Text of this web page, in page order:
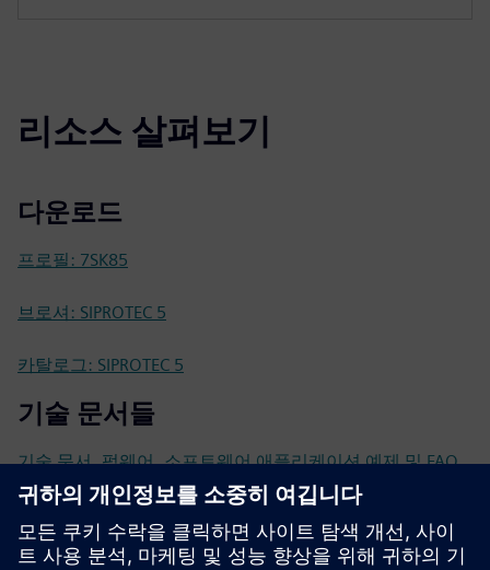
리소스 살펴보기
다운로드
프로필: 7SK85
브로셔: SIPROTEC 5
카탈로그: SIPROTEC 5
기술 문서들
기술 문서, 펌웨어, 소프트웨어 애플리케이션 예제 및 FAQ
(SIOS)
온라인 샵 - 인더스트리 몰